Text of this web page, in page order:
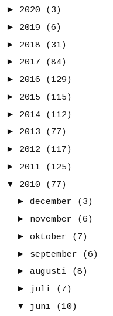
► 2020
(3)
► 2019
(6)
► 2018
(31)
► 2017
(84)
► 2016
(129)
► 2015
(115)
► 2014
(112)
► 2013
(77)
► 2012
(117)
► 2011
(125)
▼
2010
(77)
► december
(3)
► november
(6)
► oktober
(7)
► september
(6)
► augusti
(8)
► juli
(7)
▼
juni
(10)